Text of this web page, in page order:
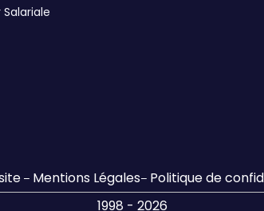
– Mentions Légales– Politique de
1998 - 2026